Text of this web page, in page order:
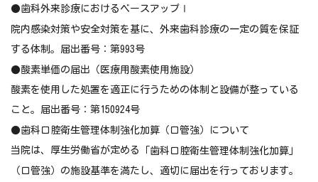
●歯科外来診療におけるベースアップⅠ
院内感染対策や安全対策を基に、外来歯科診療の一定の質を保証
する体制。届出番号：第993号
●酸素単価の届出（医療用酸素使用施設）
酸素を使用した処置を適正に行うための体制と設備が整っている
こと。届出番号：第150924号
●歯科口腔衛生管理体制強化加算（口管強）について
当院は、厚生労働省が定める
「歯科口腔衛生管理体制強化加算」
（口管強）の施設基準を満たし、適切に届出を行っております。